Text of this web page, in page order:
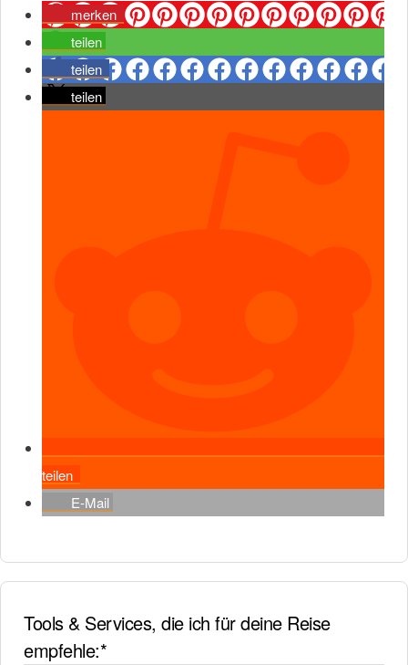
merken
teilen
teilen
teilen
teilen
E-Mail
Tools & Services, die ich für deine Reise
empfehle:*